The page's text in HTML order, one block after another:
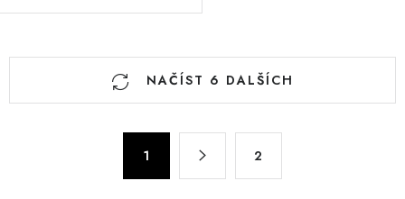
O
NAČÍST 6 DALŠÍCH
1 2